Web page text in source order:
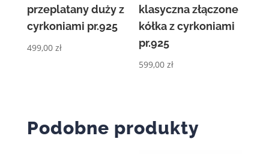
przeplatany duży z
cyrkoniami pr.925
499,00 zł
klasyczna złączone
kółka z cyrkoniami
pr.925
599,00zł
Podobne produkty